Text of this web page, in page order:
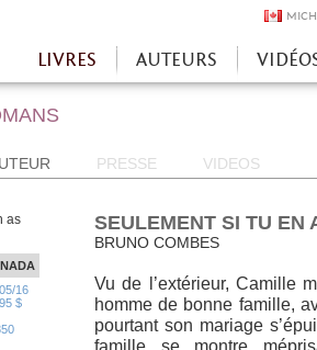
LIVRES AUTEURS
PRESSE VIDEOS
16
$
SEULEMENT SI TU EN
BRUNO COMBES
Vu de l’extérieur, Camille
homme de bonne famille,
pourtant son mariage
famille se montre